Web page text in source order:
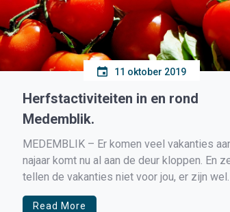
11 oktober 2019
Herfstactiviteiten in en rond
Medemblik.
MEDEMBLIK – Er komen veel vakanties
najaar komt nu al aan de deur kloppen. En
tellen de vakanties niet voor jou, er zijn wel
talloze events waar je van kan genieten.
Read More